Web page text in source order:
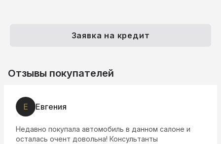
Заявка на кредит
Отзывы покупателей
Е Евгения
Недавно покупала автомобиль в данном салоне и
осталась очент довольна! Консультанты